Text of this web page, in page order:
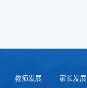
教师发展
家长发展